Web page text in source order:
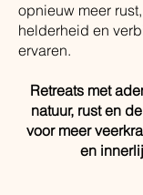
opnieuw meer
helderheid en
ervaren.
Retreats met
natuur, rust en
voor meer
en